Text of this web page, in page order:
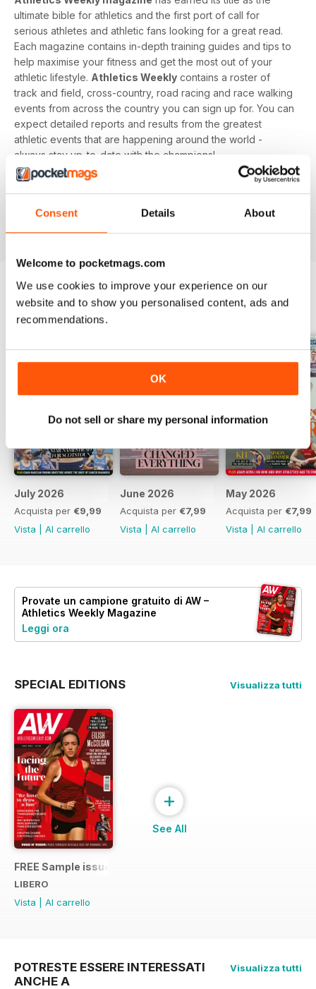
Consent Details About
Welcome to pocketmags.com
We use cookies to improve your experience on our
website and to show you personalised content, ads and
recommendations.
OK
Do not sell or share my personal information
ultimate bible for athletics and the first port of call for
serious athletes and athletic fans looking for a great read.
Each magazine contains in-depth training guides and tips to
help maximise your fitness and get the most out of your
athletic lifestyle. Athletics Weekly contains a roster of
track and field, cross-country, road racing and race walking
events from across the country you can sign up for. You can
expect detailed reports and results from the greatest
athletic events that are happening around the world -
always stay up-to-date with the champions!
Whether you're a keen athlete, a professional or even a
interesting and informative read that’ll help maximise your
potential as an athlete.
EDIZIONI INDIETRO Visualizza tutti
July 2026
Acquista per €9,99
Vista
Al carrello
June 2026
Acquista per €7,99
Vista
Al carrello
May 2026
Acquista per €7,99
Vista
Al carrello
Provate un campione gratuito di AW –
Athletics Weekly Magazine
Leggi ora
SPECIAL EDITIONS Visualizza tutti
FREE Sample issue
LIBERO
Vista
Al carrello
+
See All
POTRESTE ESSERE INTERESSATI
ANCHE A
Visualizza tutti